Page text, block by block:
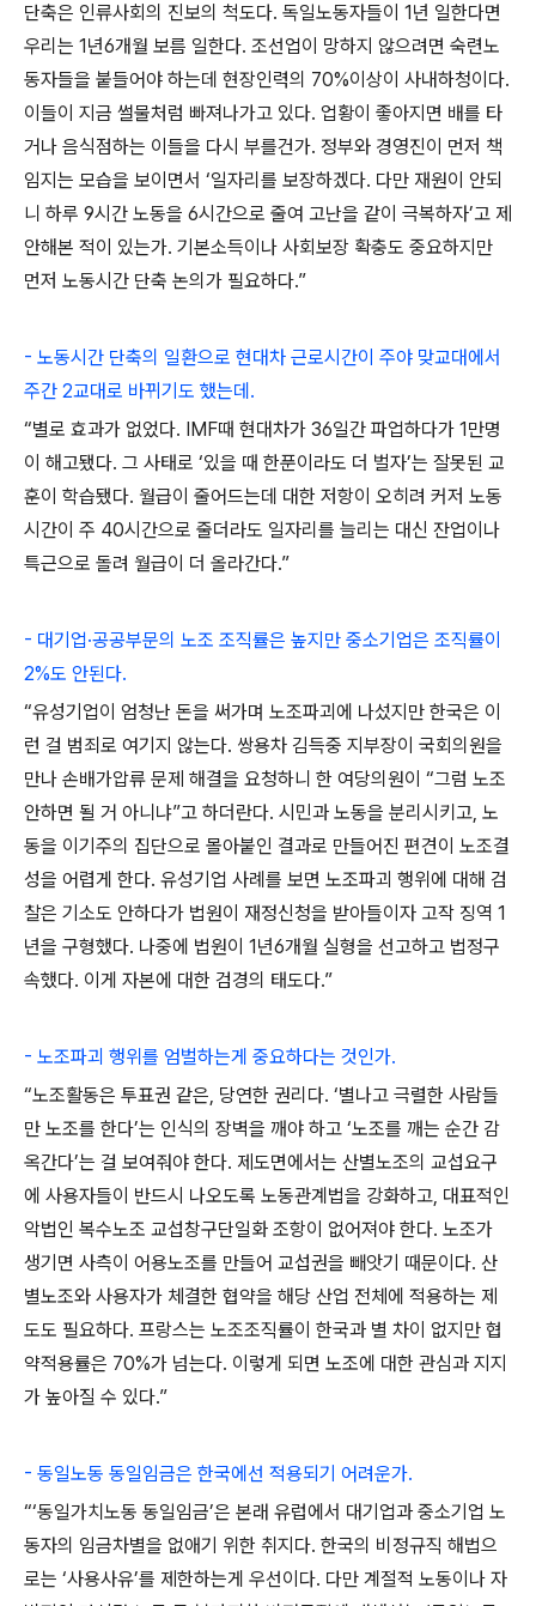
단축은 인류사회의 진보의 척도다. 독일노동자들이 1년 일한다면
우리는 1년6개월 보름 일한다. 조선업이 망하지 않으려면 숙련노
동자들을 붙들어야 하는데 현장인력의 70%이상이 사내하청이다.
이들이 지금 썰물처럼 빠져나가고 있다. 업황이 좋아지면 배를 타
거나 음식점하는 이들을 다시 부를건가. 정부와 경영진이 먼저 책
임지는 모습을 보이면서 ‘일자리를 보장하겠다. 다만 재원이 안되
니 하루 9시간 노동을 6시간으로 줄여 고난을 같이 극복하자’고 제
안해본 적이 있는가. 기본소득이나 사회보장 확충도 중요하지만
먼저 노동시간 단축 논의가 필요하다.”
- 노동시간 단축의 일환으로 현대차 근로시간이 주야 맞교대에서
주간 2교대로 바뀌기도 했는데.
“별로 효과가 없었다. IMF때 현대차가 36일간 파업하다가 1만명
이 해고됐다. 그 사태로 ‘있을 때 한푼이라도 더 벌자’는 잘못된 교
훈이 학습됐다. 월급이 줄어드는데 대한 저항이 오히려 커저 노동
시간이 주 40시간으로 줄더라도 일자리를 늘리는 대신 잔업이나
특근으로 돌려 월급이 더 올라간다.”
- 대기업·공공부문의 노조 조직률은 높지만 중소기업은 조직률이
2%도 안된다.
“유성기업이 엄청난 돈을 써가며 노조파괴에 나섰지만 한국은 이
런 걸 범죄로 여기지 않는다. 쌍용차 김득중 지부장이 국회의원을
만나 손배가압류 문제 해결을 요청하니 한 여당의원이 “그럼 노조
안하면 될 거 아니냐”고 하더란다. 시민과 노동을 분리시키고, 노
동을 이기주의 집단으로 몰아붙인 결과로 만들어진 편견이 노조결
성을 어렵게 한다. 유성기업 사례를 보면 노조파괴 행위에 대해 검
찰은 기소도 안하다가 법원이 재정신청을 받아들이자 고작 징역 1
년을 구형했다. 나중에 법원이 1년6개월 실형을 선고하고 법정구
속했다. 이게 자본에 대한 검경의 태도다.”
- 노조파괴 행위를 엄벌하는게 중요하다는 것인가.
“노조활동은 투표권 같은, 당연한 권리다. ‘별나고 극렬한 사람들
만 노조를 한다’는 인식의 장벽을 깨야 하고 ‘노조를 깨는 순간 감
옥간다’는 걸 보여줘야 한다. 제도면에서는 산별노조의 교섭요구
에 사용자들이 반드시 나오도록 노동관계법을 강화하고, 대표적인
악법인 복수노조 교섭창구단일화 조항이 없어져야 한다. 노조가
생기면 사측이 어용노조를 만들어 교섭권을 빼앗기 때문이다. 산
별노조와 사용자가 체결한 협약을 해당 산업 전체에 적용하는 제
도도 필요하다. 프랑스는 노조조직률이 한국과 별 차이 없지만 협
약적용률은 70%가 넘는다. 이렇게 되면 노조에 대한 관심과 지지
가 높아질 수 있다.”
- 동일노동 동일임금은 한국에선 적용되기 어려운가.
“‘동일가치노동 동일임금’은 본래 유럽에서 대기업과 중소기업 노
동자의 임금차별을 없애기 위한 취지다. 한국의 비정규직 해법으
로는 ‘사용사유’를 제한하는게 우선이다. 다만 계절적 노동이나 자